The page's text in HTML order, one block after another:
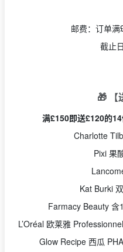
邮费：订单
截止
🎁 【
满£150即送£120的14
Charlotte
Pixi 果
Kat Burki
Farmacy Beauty 含
L’Oréal 欧莱雅
Glow Recipe 西瓜